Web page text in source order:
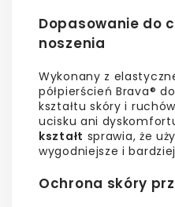
Dopasowanie do
noszenia
Wykonany z
półpierścień Brava®
kształtu skóry i
ucisku ani
kształt sprawia, że
wygodniejsze i
Ochrona skóry